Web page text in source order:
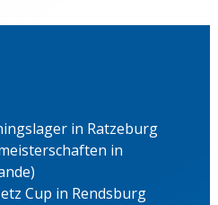
in Ratzeburg
in
Cup in Rendsburg